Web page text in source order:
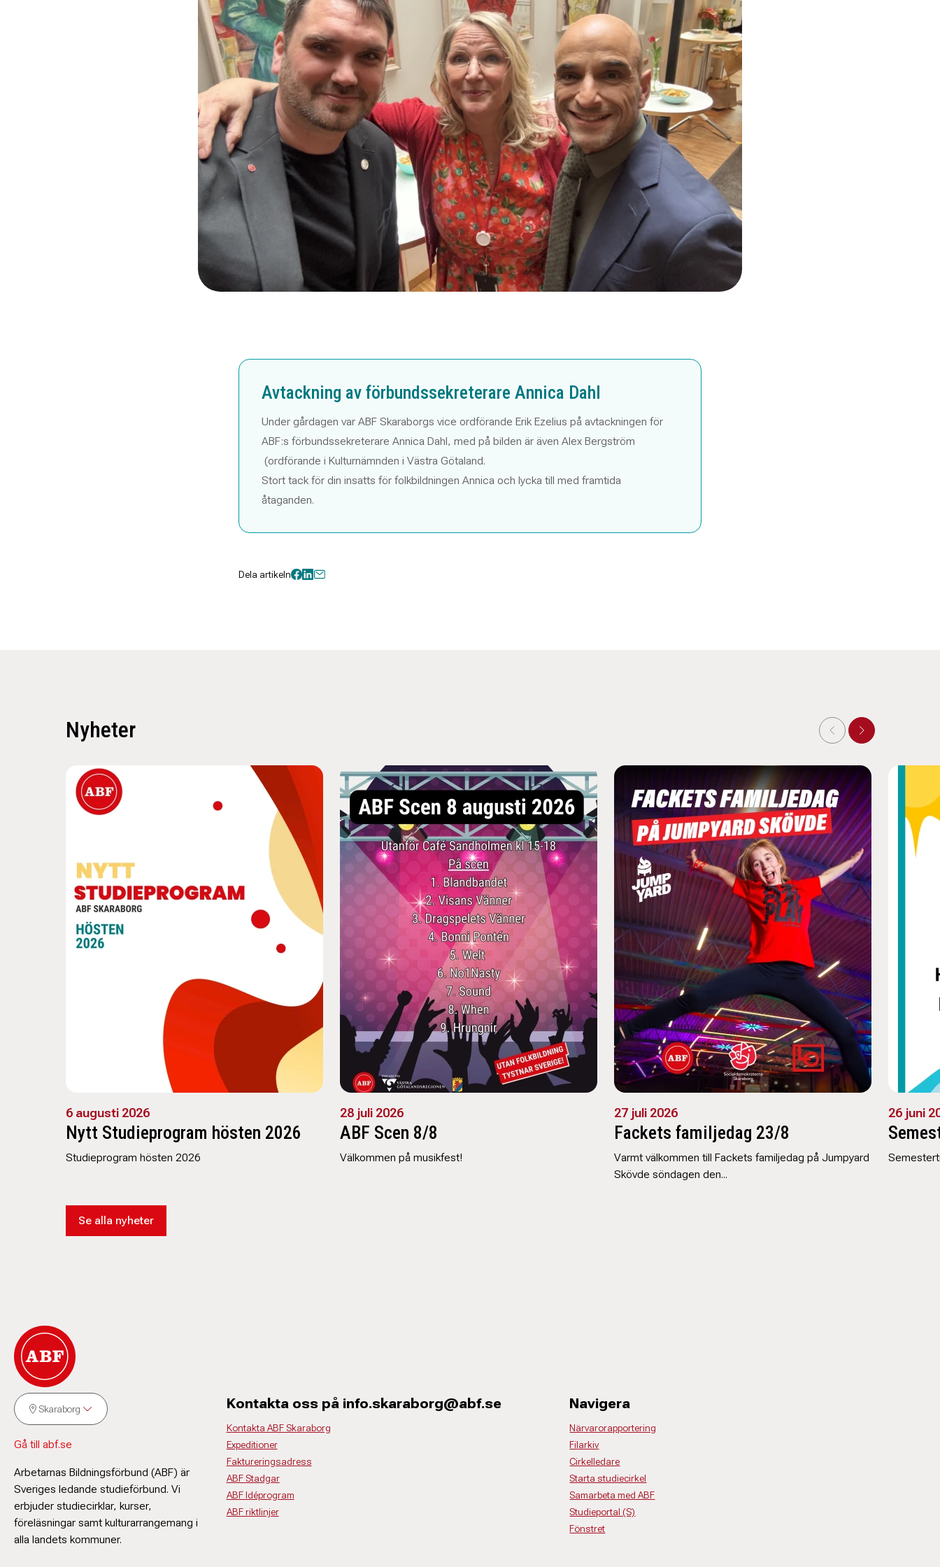
Avtackning av förbundssekreterare Annica Dahl
Under gårdagen var ABF Skaraborgs vice ordförande Erik Ezelius på avtackningen för
ABF:s förbundssekreterare Annica Dahl, med på bilden är även Alex Bergström
(ordförande i Kulturnämnden i Västra Götaland.
Stort tack för din insatts för folkbildningen Annica och lycka till med framtida
åtaganden.
Dela artikeln
Nyheter
6 augusti 2026
Nytt Studieprogram hösten 2026
Studieprogram hösten 2026
28 juli 2026
ABF Scen 8/8
Välkommen på musikfest!
27 juli 2026
Fackets familjedag 23/8
Varmt välkommen till Fackets familjedag på Jumpyard
Skövde söndagen den...
26 juni
Se alla nyheter
Skaraborg
Gå till abf.se
Arbetarnas Bildningsförbund (ABF) är
Sveriges ledande studieförbund. Vi
erbjuder studiecirklar, kurser,
föreläsningar samt kulturarrangemang i
alla landets kommuner.
Kontakta oss på info.skaraborg@abf.se
Kontakta ABF Skaraborg
Expeditioner
Faktureringsadress
ABF Stadgar
ABF Idéprogram
ABF riktlinjer
Navigera
Närvarorapportering
Filarkiv
Cirkelledare
Starta studiecirkel
Samarbeta med ABF
Studieportal (S)
Fönstret